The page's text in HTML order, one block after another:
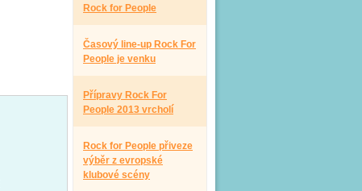
Rock for People
Časový line-up Rock For
People je venku
Přípravy Rock For
People 2013 vrcholí
Rock for People přiveze
výběr z evropské
klubové scény